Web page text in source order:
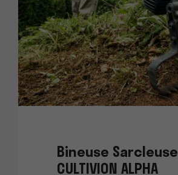
Bineuse Sarcleuse
CULTIVION ALPHA